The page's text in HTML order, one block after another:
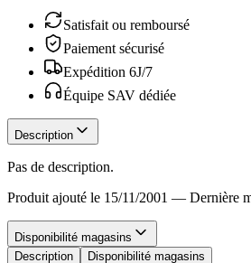
Satisfait ou remboursé
Paiement sécurisé
Expédition 6J/7
Équipe SAV dédiée
Description
Pas de description.
Produit ajouté le 15/11/2001 — Dernière
Disponibilité magasins
Description
Disponibilité magasins